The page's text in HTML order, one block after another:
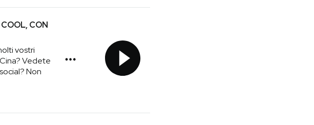
CON
vostri
Vedete
Non